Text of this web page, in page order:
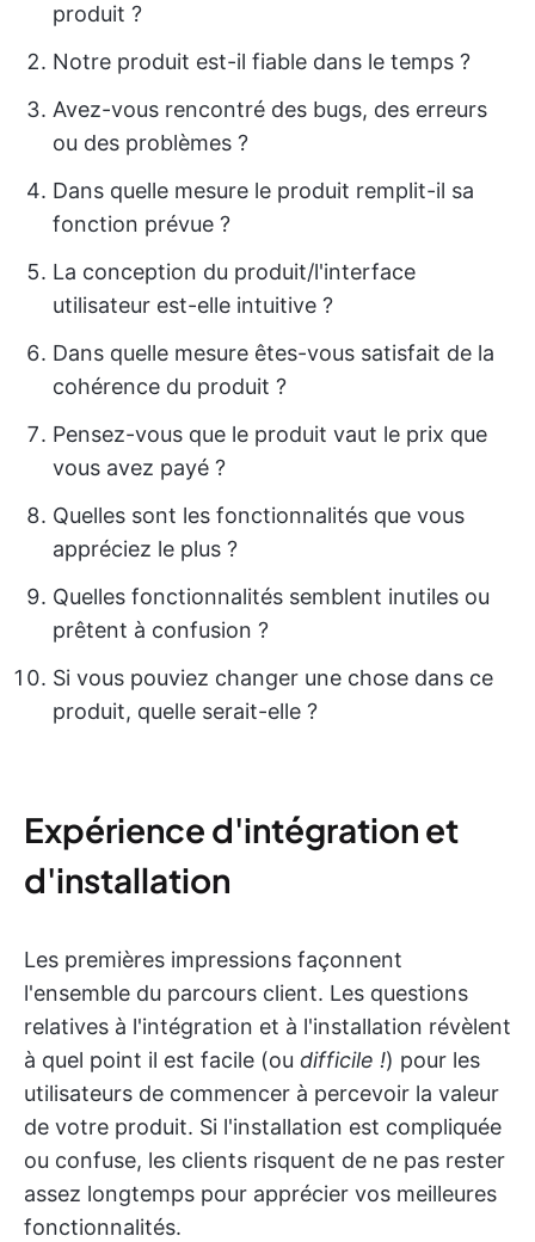
produit ?
Notre produit est-il fiable dans le temps ?
Avez-vous rencontré des bugs, des erreurs
ou des problèmes ?
Dans quelle mesure le produit remplit-il sa
fonction prévue ?
La conception du produit/l'interface
utilisateur est-elle intuitive ?
Dans quelle mesure êtes-vous satisfait de la
cohérence du produit ?
Pensez-vous que le produit vaut le prix que
vous avez payé ?
Quelles sont les fonctionnalités que vous
appréciez le plus ?
Quelles fonctionnalités semblent inutiles ou
prêtent à confusion ?
Si vous pouviez changer une chose dans ce
produit, quelle serait-elle ?
Expérience d'intégration et
d'installation
Les premières impressions façonnent
l'ensemble du parcours client. Les questions
relatives à l'intégration et à l'installation révèlent
à quel point il est facile (ou difficile !) pour les
utilisateurs de commencer à percevoir la valeur
de votre produit. Si l'installation est compliquée
ou confuse, les clients risquent de ne pas rester
assez longtemps pour apprécier vos meilleures
fonctionnalités.